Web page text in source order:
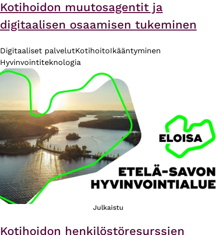
Kotihoidon muutosagentit ja
digitaalisen osaamisen tukeminen
Digitaaliset palvelutKotihoitoIkääntyminen
Hyvinvointiteknologia
Julkaistu
Kotihoidon henkilöstöresurssien